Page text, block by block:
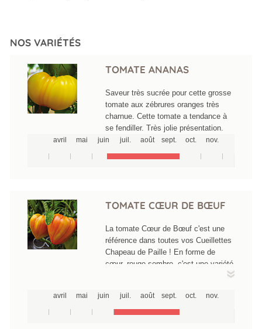
NOS VARIÉTÉS
TOMATE ANANAS
Saveur très sucrée pour cette grosse
tomate aux zébrures oranges très
charnue. Cette tomate a tendance à
se fendiller. Très jolie présentation.
avril mai juin juil. août sept. oct. nov.
TOMATE CŒUR DE BŒUF
La tomate Cœur de Bœuf c'est une
référence dans toutes vos Cueillettes
Chapeau de Paille ! En forme de
cœur, rouge sombre, c'est une variété
dont le fruit peut atteindre 200 à 300g
conditions de cultures. Sa chair
délicieuse est très fine et
avril mai juin juil. août sept. oct. nov.